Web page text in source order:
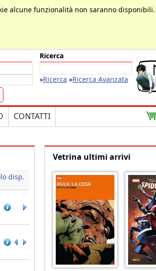
alcune funzionalità non saranno disponibili.
Ricerca
»Ricerca »Ricerca Avanzata
CONTATTI
disp.
Vetrina ultimi arrivi